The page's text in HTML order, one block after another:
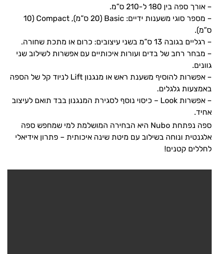
– אורך ספה בין 180 ל-210 ס”מ.
– מספר סוגי משענות ידיים: Basic (20 ס”מ), Compact (10
ס”מ).
– רגליים בגובה 13 ס”מ בשני עיצובים: כרום או מתכת שחורה.
– מבחר רחב של בדים ועורות איכותיים עם אפשרות לשילוב שני
גוונים.
– אפשרות להוסיף משענת ראש או מנגנון Lift לניוד קל של הספה
באמצעות גלגלים.
– אפשרות Look – כיסוי נוסף לסגירת המנגנון בבד תואם לעיצוב
אחיד.
ספה נפתחת Nubo היא הבחירה המושלמת למי שמחפש ספה
אלגנטית ונוחה בשילוב עם מיטת שינה איכותית – פתרון אידיאלי
לחללים קטנים!